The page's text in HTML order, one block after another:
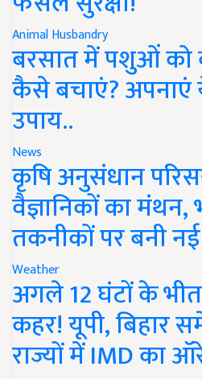
Animal Husbandry
बरसात में पशुओं को
कैसे बचाएं?
उपाय..
News
कृषि अनुसंधान
वैज्ञानिकों का मंथन,
तकनीकों पर बनी
Weather
अगले 12 घंटों के
कहर! यूपी, बिहार
राज्यों में IMD का